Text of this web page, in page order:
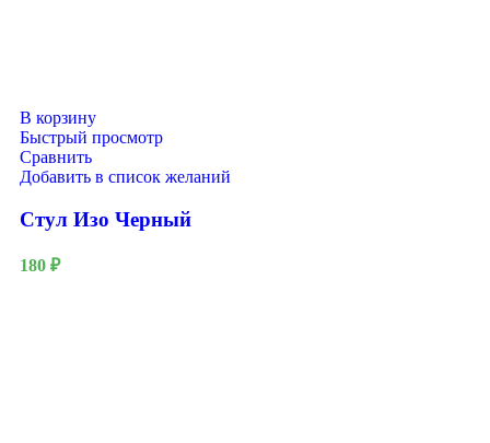
В корзину
Быстрый просмотр
Сравнить
Добавить в список желаний
Стул Изо Черный
180 ₽